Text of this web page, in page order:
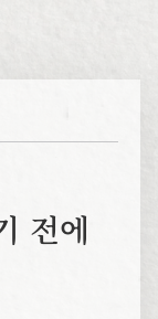
전에